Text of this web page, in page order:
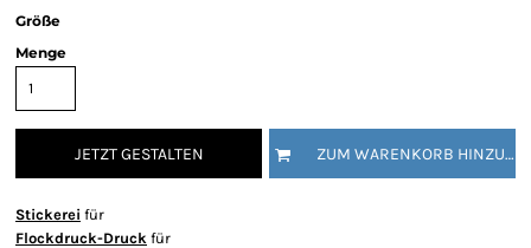
Größe
Menge
JETZT GESTALTEN ZUM WARENKORB HINZUFÜGEN
Stickerei für
Flockdruck-Druck für